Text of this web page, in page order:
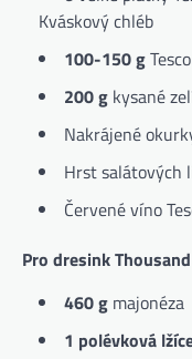
Kváskový chléb
100-150 g
200 g kysané
Nakrájené
Hrst salátových
Červené víno
Pro dresink
460 g majonéza
1 polévková